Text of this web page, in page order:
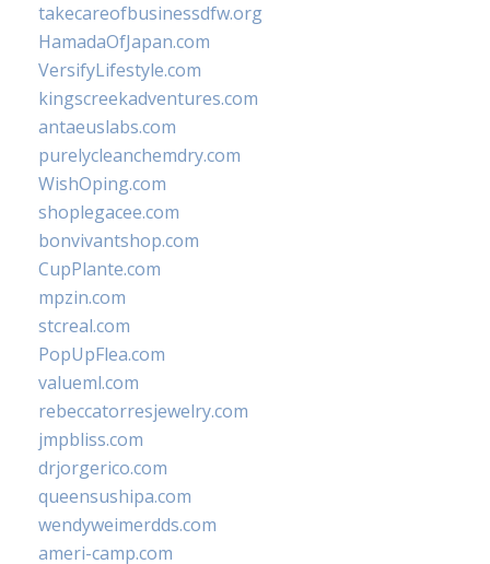
takecareofbusinessdfw.org
HamadaOfJapan.com
VersifyLifestyle.com
kingscreekadventures.com
antaeuslabs.com
purelycleanchemdry.com
WishOping.com
shoplegacee.com
bonvivantshop.com
CupPlante.com
mpzin.com
stcreal.com
PopUpFlea.com
valueml.com
rebeccatorresjewelry.com
jmpbliss.com
drjorgerico.com
queensushipa.com
wendyweimerdds.com
ameri-camp.com